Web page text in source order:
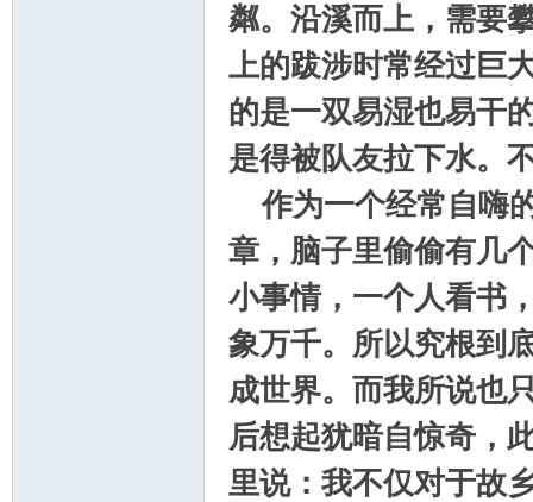
粼。沿溪而上，需要
上的跋涉时常经过巨
的是一双易湿也易干
是得被队友拉下水。
作为一个经常自嗨
章，脑子里偷偷有几
小事情，一个人看书
象万千。所以究根到
成世界。而我所说也
后想起犹暗自惊奇，
里说：我不仅对于故